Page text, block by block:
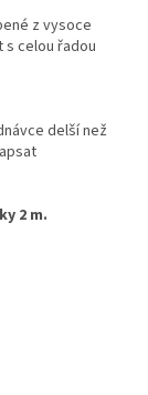
z vysoce
celou řadou
delší než
2 m.